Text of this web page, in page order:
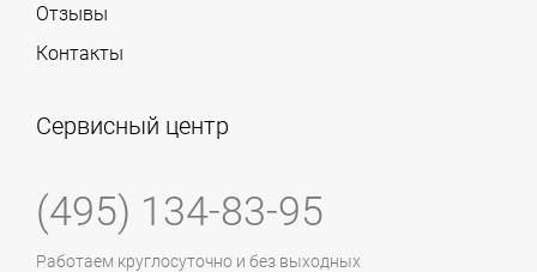
Отзывы
Контакты
Сервисный центр
(495) 134-83-95
Работаем круглосуточно и без выходных